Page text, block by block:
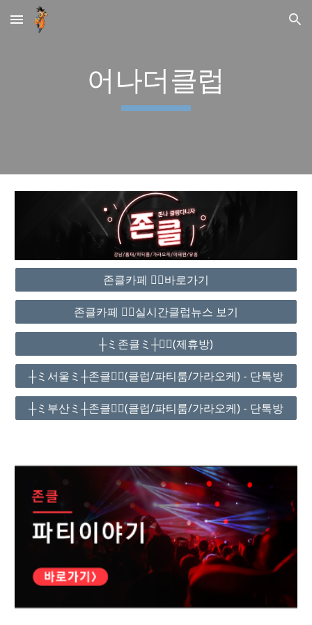
Skip to main content Skip to navigation
어나더클럽
존클카페 ❤️‍🔥바로가기
존클카페 ❤️‍🔥실시간클럽뉴스 보기
┼ミ존클ミ┼❤️‍🔥(제휴방)
┼ミ서울ミ┼존클❤️‍🔥(클럽/파티룸/가라오케) - 단톡방
┼ミ부산ミ┼존클❤️‍🔥(클럽/파티룸/가라오케) - 단톡방